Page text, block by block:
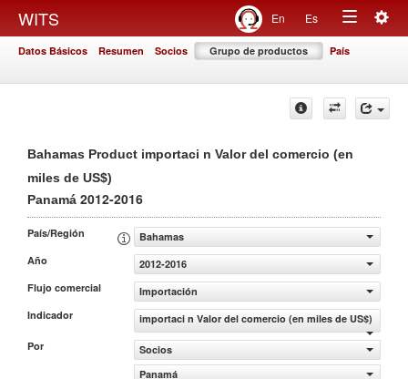
WITS En Es
Toggle
Datos Básicos Resumen Socios Grupo de productos País
Bahamas Product importaci n Valor del comercio (en
miles de US$)
Panamá 2012-2016
País/Región
Bahamas
Año
2012-2016
Flujo comercial
Importación
Indicador
importaci n Valor del comercio (en miles de US$)
Por
Socios
Panamá